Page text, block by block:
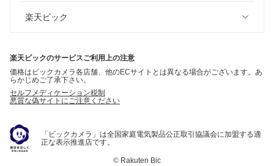
楽天ビック
楽天ビックのサービスご利用上の注意
価格はビックカメラ各店舗、他のECサイトとは異なる場合がございます。あ
らかじめご了承下さい。
セルフメディケーション税制
悪質な偽サイトにご注意ください
「ビックカメラ」は全国家庭電気製品公正取引協議会に加盟する適
正な表示推進店です。
© Rakuten Bic